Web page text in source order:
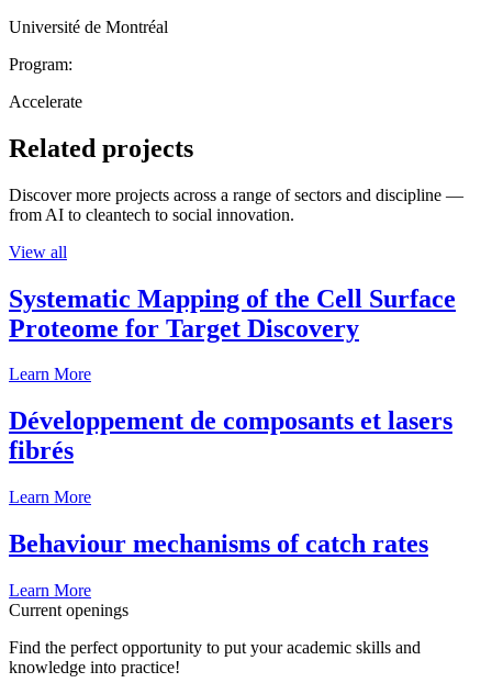
Université de Montréal
Program:
Accelerate
Related projects
Discover more projects across a range of sectors and discipline —
from AI to cleantech to social innovation.
View all
Systematic Mapping of the Cell Surface
Proteome for Target Discovery
Learn More
Développement de composants et lasers
fibrés
Learn More
Behaviour mechanisms of catch rates
Learn More
Current openings
Find the perfect opportunity to put your academic skills and
knowledge into practice!